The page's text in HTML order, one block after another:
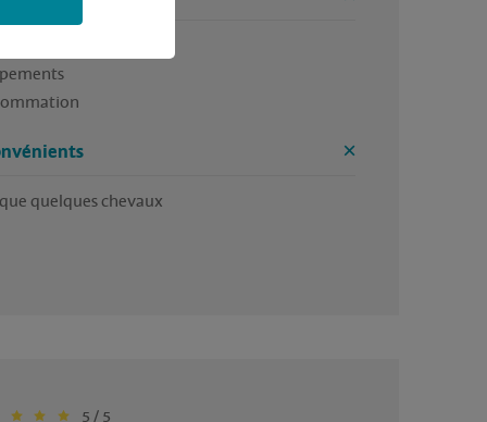
5 / 5